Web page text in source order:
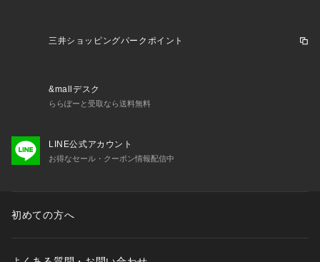
三井ショッピングパークポイント
&mallデスク
ららぽーと受取なら送料無料
LINE公式アカウント
お得なセール・クーポン情報配信中
初めての方へ